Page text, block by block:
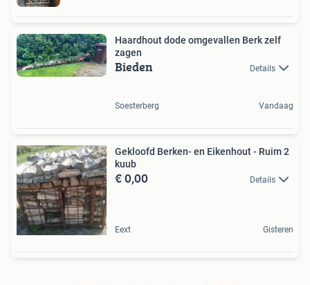
Haardhout dode omgevallen Berk zelf
zagen
Bieden Details
Soesterberg Vandaag
Gekloofd Berken- en Eikenhout - Ruim 2
kuub
€ 0,00 Details
Eext Gisteren